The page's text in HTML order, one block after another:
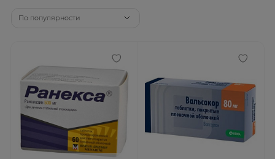
По популярности